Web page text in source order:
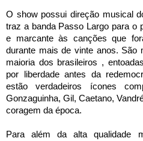
O show possui direção musical
traz a banda Passo Largo para o
e marcante às canções que
durante mais de vinte anos. São
maioria dos brasileiros ,
por liberdade antes da
estão verdadeiros ícones
Gonzaguinha, Gil, Caetano,
coragem da época.
Para além da alta qualidade